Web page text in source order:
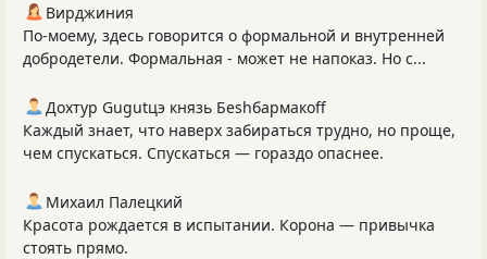
Вирджиния
По-моему, здесь говорится о формальной и внутренней
добродетели. Формальная - может не напоказ. Но с...
Дохтур Gugutцэ князь Беshбармакоff
Каждый знает, что наверх забираться трудно, но проще,
чем спускаться. Спускаться — гораздо опаснее.
Михаил Палецкий
Красота рождается в испытании. Корона — привычка
стоять прямо.